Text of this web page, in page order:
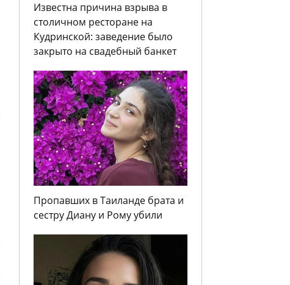
Известна причина взрыва в
столичном ресторане на
Кудринской: заведение было
закрыто на свадебный банкет
Пропавших в Таиланде брата и
сестру Диану и Рому убили